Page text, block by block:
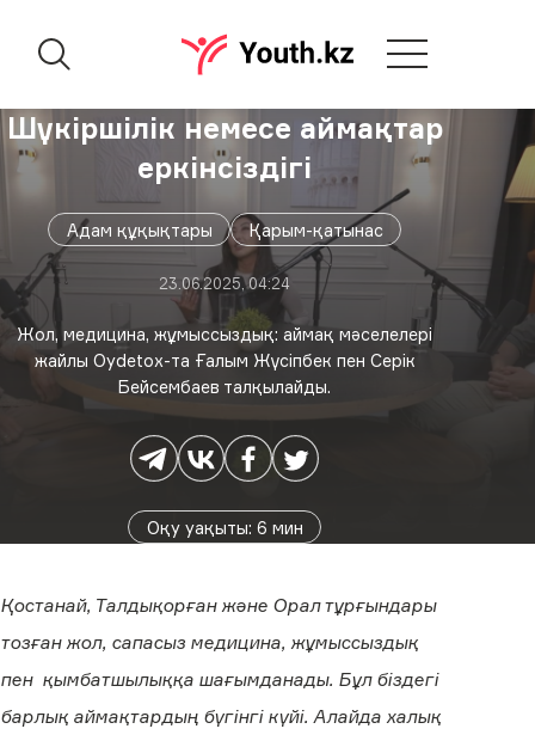
Шүкіршілік немесе аймақтар
еркінсіздігі
Адам құқықтары Қарым-қатынас
23.06.2025, 04:24
Жол, медицина, жұмыссыздық: аймақ мәселелері
жайлы Oydetox-та Ғалым Жүсіпбек пен Серік
Бейсембаев талқылайды.
Оқу уақыты: 6 мин
Қостанай, Талдықорған және Орал тұрғындары
тозған жол, сапасыз медицина, жұмыссыздық
пен қымбатшылыққа шағымданады. Бұл біздегі
барлық аймақтардың бүгінгі күйі. Алайда халық